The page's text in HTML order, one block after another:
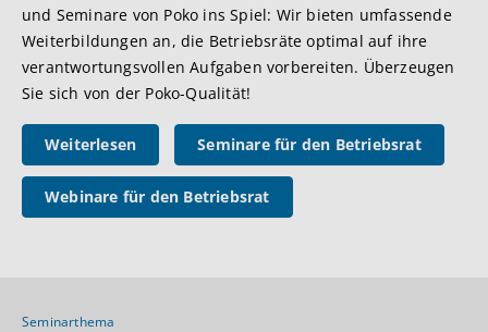
und Seminare von Poko ins Spiel: Wir bieten umfassende
Weiterbildungen an, die Betriebsräte optimal auf ihre
verantwortungsvollen Aufgaben vorbereiten. Überzeugen
Sie sich von der Poko-Qualität!
Weiterlesen Seminare für den Betriebsrat
Webinare für den Betriebsrat
Seminarthema